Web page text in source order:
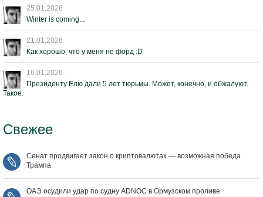
25.01.2026
Winter is coming...
21.01.2026
Как хорошо, что у меня не форд :D
16.01.2026
Президенту Ёлю дали 5 лет тюрьмы. Может, конечно, и обжалуют.
Такое.
Свежее
Сенат продвигает закон о криптовалютах — возможная победа
Трампа
ОАЭ осудили удар по судну ADNOC в Ормузском проливе